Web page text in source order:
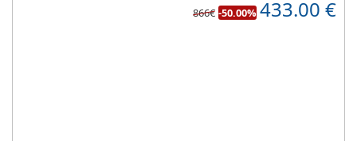
Para personas que buscan la comodidad y confort a la hora de
866€ -50.00% 433.00 €